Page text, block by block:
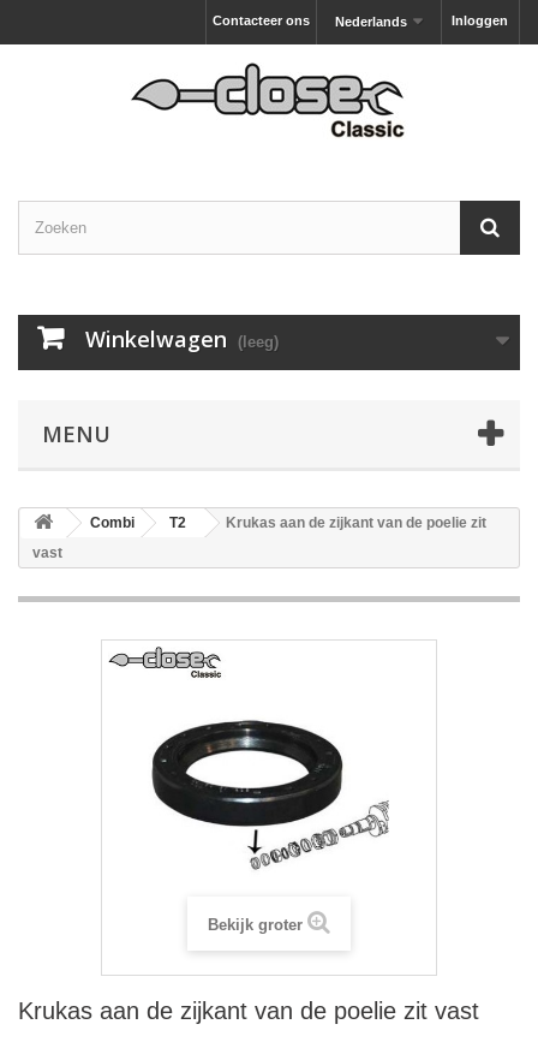
Inloggen
Nederlands
Contacteer ons
Winkelwagen (leeg)
MENU
Combi T2
Krukas aan de zijkant van de poelie zit
vast
Bekijk groter
Krukas aan de zijkant van de poelie zit vast